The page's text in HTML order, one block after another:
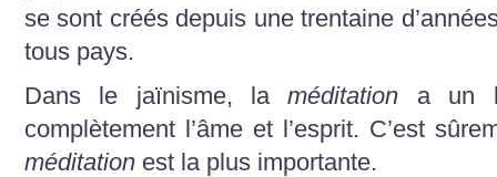
se sont créés depuis une trentaine
tous pays.
Dans le jaïnisme, laméditation a un
complètement l’âme et l’esprit. C’est
méditation est la plus importante.